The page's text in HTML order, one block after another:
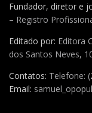
Fundador, diretor e
– Registro
Editado por: Editora
dos Santos Neves,
Contatos: Telefone:
Email: